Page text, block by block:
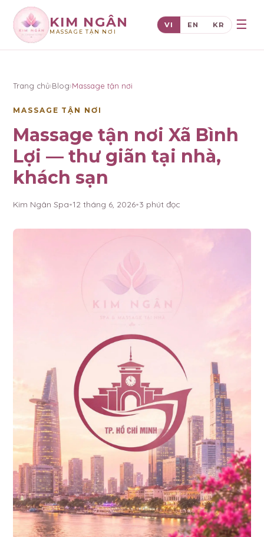
KIM NGÂN
MASSAGE TẬN NƠI
VI EN KR ☰
Trang chủ›Blog›Massage tận nơi
MASSAGE TẬN NƠI
Massage tận nơi Xã Bình
Lợi — thư giãn tại nhà,
khách sạn
Kim Ngân Spa•12 tháng 6, 2026•3 phút đọc